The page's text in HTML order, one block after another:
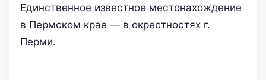
Единственное известное местонахождение
в Пермском крае — в окрестностях г.
Перми.